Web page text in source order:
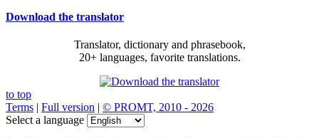
Download the translator
Translator, dictionary and phrasebook,
20+ languages, favorite translations.
to top
Terms | Full version | © PROMT, 2010 - 2026
Select a language